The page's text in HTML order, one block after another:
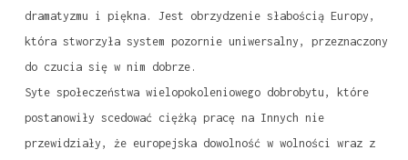
dramatyzmu i piękna. Jest obrzydzenie słabością Europy,
która stworzyła system pozornie uniwersalny, przeznaczony
do czucia się w nim dobrze.
Syte społeczeństwa wielopokoleniowego dobrobytu, które
postanowiły scedować ciężką pracę na Innych nie
przewidziały, że europejska dowolność w wolności wraz z